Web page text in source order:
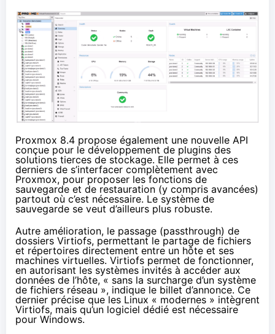
Proxmox 8.4 propose également une nouvelle API
conçue pour le développement de plugins des
solutions tierces de stockage. Elle permet à ces
derniers de s’interfacer complètement avec
Proxmox, pour proposer les fonctions de
sauvegarde et de restauration (y compris avancées)
partout où c’est nécessaire. Le système de
sauvegarde se veut d’ailleurs plus robuste.
Autre amélioration, le passage (passthrough) de
dossiers Virtiofs, permettant le partage de fichiers
et répertoires directement entre un hôte et ses
machines virtuelles. Virtiofs permet de fonctionner,
en autorisant les systèmes invités à accéder aux
données de l’hôte, « sans la surcharge d’un système
de fichiers réseau », indique le billet d’annonce. Ce
dernier précise que les Linux « modernes » intègrent
Virtiofs, mais qu’un logiciel dédié est nécessaire
pour Windows.